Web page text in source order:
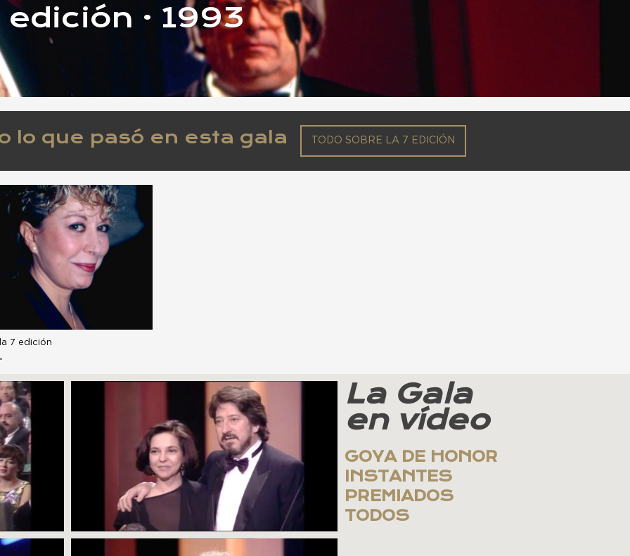
· 1993
lo que pasó en esta gala TODO SOBRE LA 7 EDICIÓN
7 edición
La Gala
en vídeo
GOYA DE HONOR
INSTANTES
PREMIADOS
TODOS